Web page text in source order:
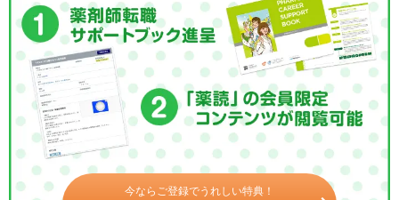
今ならご登録でうれしい特典！